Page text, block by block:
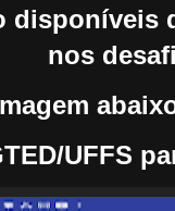
nos
UFFS